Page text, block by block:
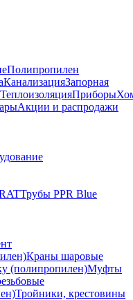
Полипропилен
КанализацияЗапорная
ТеплоизоляцияПриборы
Акции и распродажи
Трубы PPR Blue
Краны шаровые
(полипропилен)Муфты
Тройники, крестовины